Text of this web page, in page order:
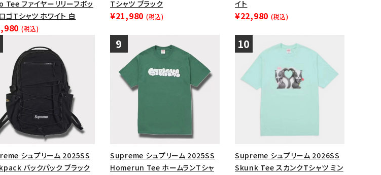
Tee ファイヤーリリーフボッ
ゴTシャツ ホワイト 白
(税込)
Tシャツ ブラック
¥21,980 (税込)
イト
¥22,980 (税込)
シュプリーム 2025SS
バックパック ブラック
Supreme シュプリーム 2025SS
Homerun Tee ホームランTシャ
Supreme シュプリーム 2026SS
Skunk Tee スカンクTシャツ ミン